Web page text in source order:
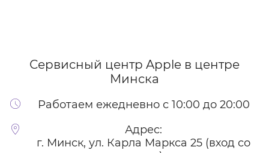
Сервисный центр Apple в центре
Минска
Работаем ежедневно с 10:00 до 20:00
Адрес:
г. Минск, ул. Карла Маркса 25 (вход со